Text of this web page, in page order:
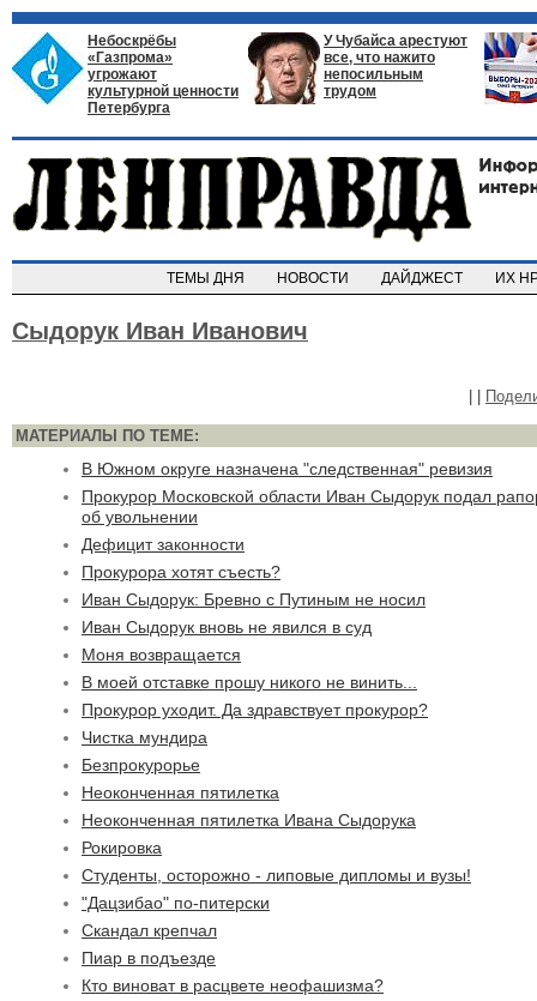
Небоскрёбы
«Газпрома»
угрожают
культурной ценности
Петербурга
У Чубайса арестуют
все, что нажито
непосильным
трудом
ТЕМЫ ДНЯ НОВОСТИ ДАЙДЖЕСТ ИХ
Сыдорук Иван Иванович
МАТЕРИАЛЫ ПО ТЕМЕ:
В Южном округе назначена "следственная" ревизия
Прокурор Московской области Иван Сыдорук подал
об увольнении
Дефицит законности
Прокурора хотят съесть?
Иван Сыдорук: Бревно с Путиным не носил
Иван Сыдорук вновь не явился в суд
Моня возвращается
В моей отставке прошу никого не винить...
Прокурор уходит. Да здравствует прокурор?
Чистка мундира
Безпрокурорье
Неоконченная пятилетка
Неоконченная пятилетка Ивана Сыдорука
Рокировка
Студенты, осторожно - липовые дипломы и вузы!
"Дацзибао" по-питерски
Скандал крепчал
Пиар в подъезде
Кто виноват в расцвете неофашизма?